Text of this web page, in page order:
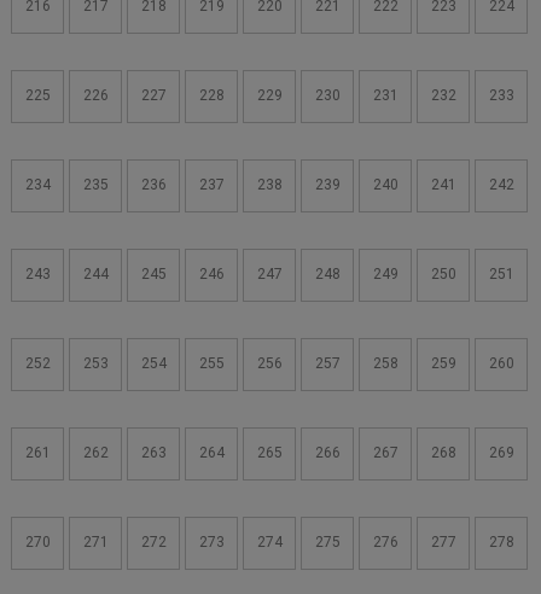
216 217 218 219 220 221 222 223 224
225 226 227 228 229 230 231 232 233
234 235 236 237 238 239 240 241 242
243 244 245 246 247 248 249 250 251
252 253 254 255 256 257 258 259 260
261 262 263 264 265 266 267 268 269
270 271 272 273 274 275 276 277 278